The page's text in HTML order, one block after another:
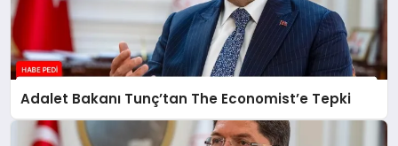
Adalet Bakanı Tunç’tan The Economist’e Tepki